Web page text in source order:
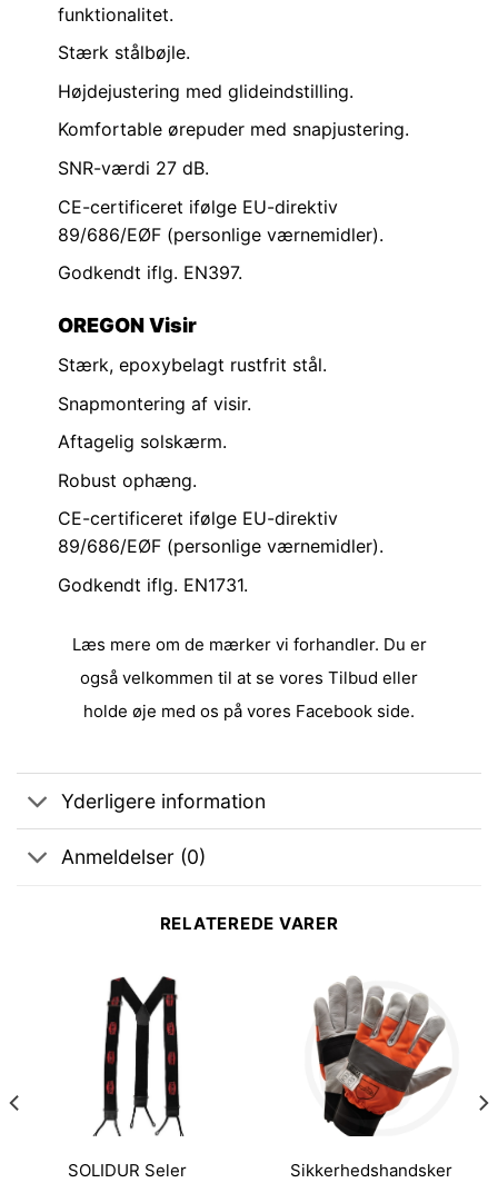
funktionalitet.
Stærk stålbøjle.
Højdejustering med glideindstilling.
Komfortable ørepuder med snapjustering.
SNR-værdi 27 dB.
CE-certificeret ifølge EU-direktiv
89/686/EØF (personlige værnemidler).
Godkendt iflg. EN397.
OREGON Visir
Stærk, epoxybelagt rustfrit stål.
Snapmontering af visir.
Aftagelig solskærm.
Robust ophæng.
CE-certificeret ifølge EU-direktiv
89/686/EØF (personlige værnemidler).
Godkendt iflg. EN1731.
Læs mere om de mærkervi forhandler. Du er
også velkommen til at se vores Tilbud eller
holde øje med os på vores Facebook side.
Yderligere information
Anmeldelser (0)
RELATEREDE VARER
SOLIDUR Seler Sikkerhedshandsker